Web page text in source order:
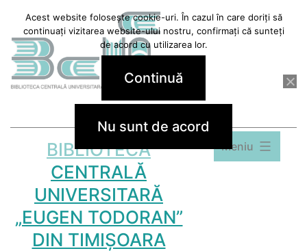
conținut
BIBLIOTECA
CENTRALĂ
UNIVERSITARĂ
„EUGEN TODORAN”
DIN TIMIȘOARA
Meniu
Acest website folosește cookie-uri. În cazul în care doriți să
continuați vizitarea website-ului nostru, confirmați că sunteți
de acord cu utilizarea lor.
Continuă
Nu sunt de acord